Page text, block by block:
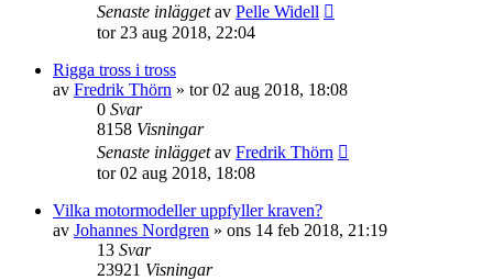
Senaste inläggetav Pelle Widell
tor 23 aug 2018, 22:04
Rigga tross i tross
av Fredrik Thörn » tor 02 aug 2018, 18:08
0 Svar
8158 Visningar
Senaste inläggetav Fredrik Thörn
tor 02 aug 2018, 18:08
Vilka motormodeller uppfyller kraven?
av Johannes Nordgren » ons 14 feb 2018, 21:19
13 Svar
23921 Visningar